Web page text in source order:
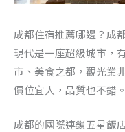
成都住宿推薦哪邊？成
現代是一座超級城市，
市、美食之都，觀光業
價位宜人，品質也不錯。
成都的國際連鎖五星飯